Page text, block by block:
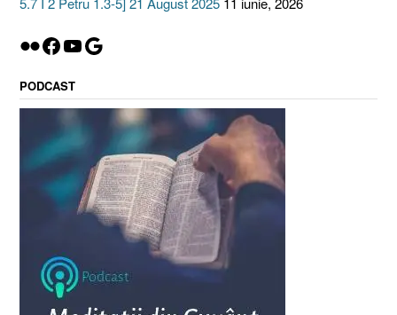
Flickr
Facebook
YouTube
Google
PODCAST